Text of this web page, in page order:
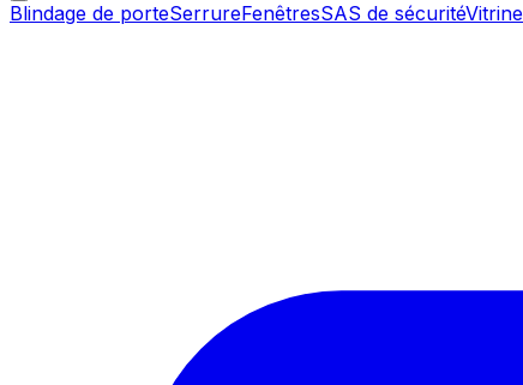
Blindage de porteSerrureFenêtresSAS de sécurité